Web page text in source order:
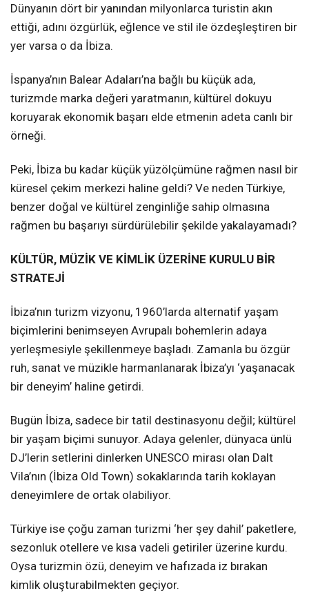
Dünyanın dört bir yanından milyonlarca turistin akın
ettiği, adını özgürlük, eğlence ve stil ile özdeşleştiren bir
yer varsa o da İbiza.
İspanya’nın Balear Adaları’na bağlı bu küçük ada,
turizmde marka değeri yaratmanın, kültürel dokuyu
koruyarak ekonomik başarı elde etmenin adeta canlı bir
örneği.
Peki, İbiza bu kadar küçük yüzölçümüne rağmen nasıl bir
küresel çekim merkezi haline geldi? Ve neden Türkiye,
benzer doğal ve kültürel zenginliğe sahip olmasına
rağmen bu başarıyı sürdürülebilir şekilde yakalayamadı?
KÜLTÜR, MÜZİK VE KİMLİK ÜZERİNE KURULU BİR
STRATEJİ
İbiza’nın turizm vizyonu, 1960’larda alternatif yaşam
biçimlerini benimseyen Avrupalı bohemlerin adaya
yerleşmesiyle şekillenmeye başladı. Zamanla bu özgür
ruh, sanat ve müzikle harmanlanarak İbiza’yı ‘yaşanacak
bir deneyim’ haline getirdi.
Bugün İbiza, sadece bir tatil destinasyonu değil; kültürel
bir yaşam biçimi sunuyor. Adaya gelenler, dünyaca ünlü
DJ’lerin setlerini dinlerken UNESCO mirası olan Dalt
Vila’nın (İbiza Old Town) sokaklarında tarih koklayan
deneyimlere de ortak olabiliyor.
Türkiye ise çoğu zaman turizmi ‘her şey dahil’ paketlere,
sezonluk otellere ve kısa vadeli getiriler üzerine kurdu.
Oysa turizmin özü, deneyim ve hafızada iz bırakan
kimlik oluşturabilmekten geçiyor.